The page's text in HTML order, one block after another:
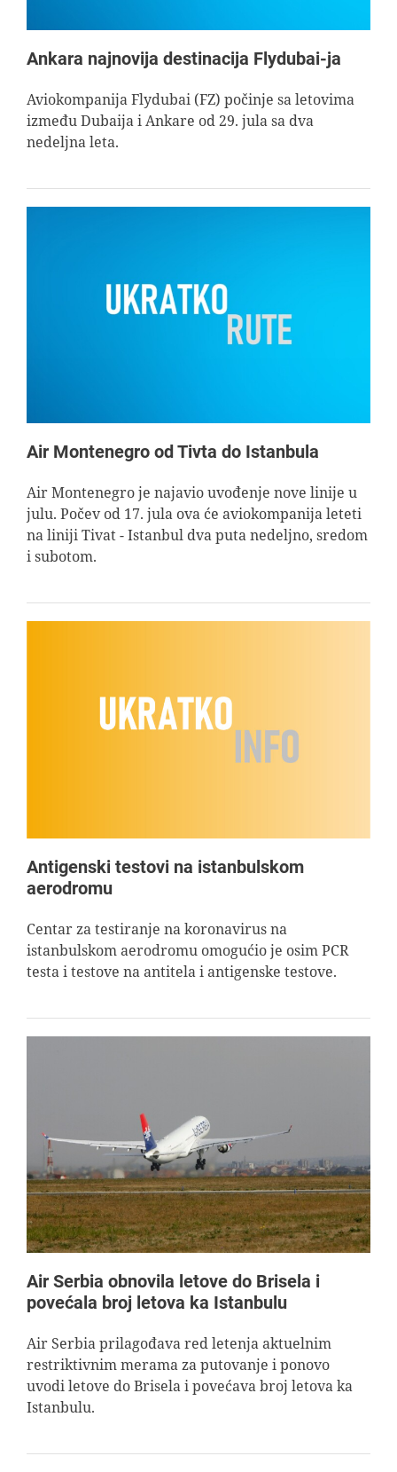
Ankara najnovija destinacija Flydubai-ja
Aviokompanija Flydubai (FZ) počinje sa letovima
između Dubaija i Ankare od 29. jula sa dva
nedeljna leta.
Air Montenegro od Tivta do Istanbula
Air Montenegro je najavio uvođenje nove linije u
julu. Počev od 17. jula ova će aviokompanija leteti
na liniji Tivat - Istanbul dva puta nedeljno, sredom
i subotom.
Antigenski testovi na istanbulskom
aerodromu
Centar za testiranje na koronavirus na
istanbulskom aerodromu omogućio je osim PCR
testa i testove na antitela i antigenske testove.
Air Serbia obnovila letove do Brisela i
povećala broj letova ka Istanbulu
Air Serbia prilagođava red letenja aktuelnim
restriktivnim merama za putovanje i ponovo
uvodi letove do Brisela i povećava broj letova ka
Istanbulu.